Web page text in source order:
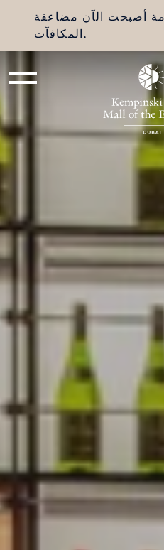
أصبحت الآن مضاعفة
المكافآت.